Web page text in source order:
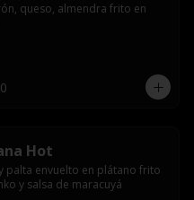
queso, almendra frito en
Hot
palta envuelto en plátano frito
y salsa de maracuyá